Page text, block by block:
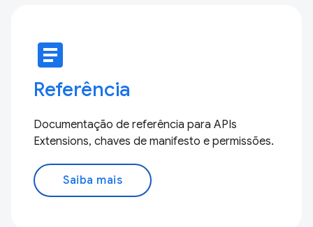
article
Referência
Documentação de referência para APIs
Extensions, chaves de manifesto e permissões.
Saiba mais